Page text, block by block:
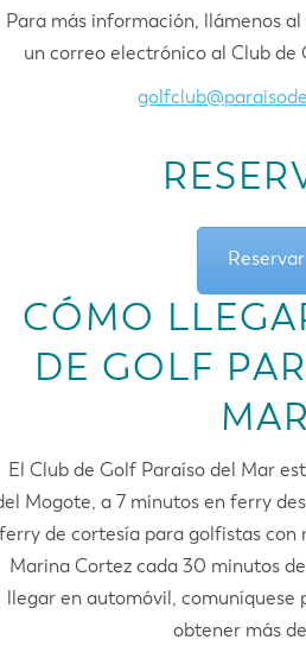
Para más información, llámenos al
un correo electrónico al Club de
Reservar
CÓMO
DE GOLF
MAR
El Club de Golf Paraíso del Mar
Mogote, a 7 minutos en ferry
de cortesía para golfistas con
Marina Cortez cada 30 minutos
llegar en automóvil, comuníquese
obtener más